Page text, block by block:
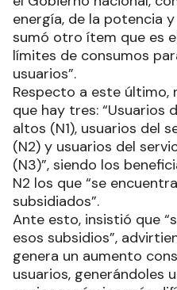
energía, de la potencia
sumó otro ítem que es
límites de consumos
usuarios”.
Respecto a este último,
que hay tres: “Usuarios
altos (N1), usuarios del
(N2) y usuarios del
(N3)”, siendo los
N2 los que “se
subsidiados”.
Ante esto, insistió que
esos subsidios”,
genera un aumento
usuarios, generándoles